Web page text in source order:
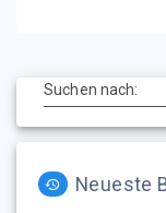
Suchen nach:
Neueste